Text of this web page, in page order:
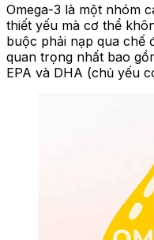
Omega-3 là một nhóm
thiết yếu mà cơ thể
buộc phải nạp qua chế
quan trọng nhất bao
EPA và DHA (chủ yếu